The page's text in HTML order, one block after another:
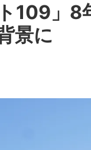
ト109」
景に